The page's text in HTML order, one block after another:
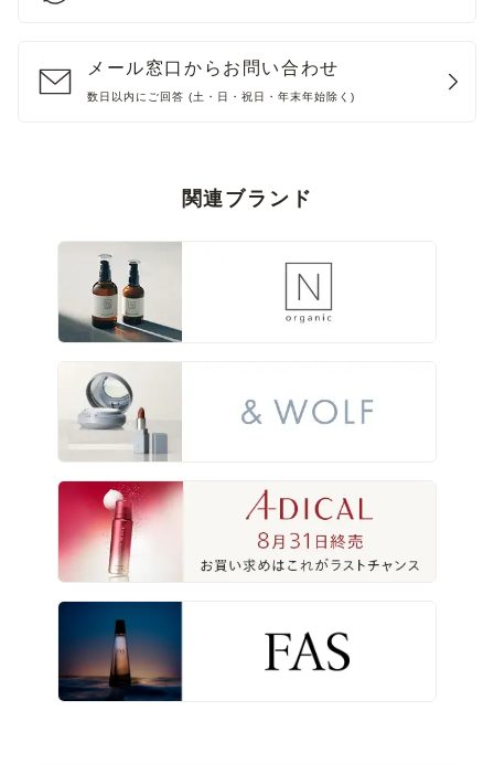
メール窓口からお問い合わせ
数日以内にご回答 (土・日・祝日・年末年始除く)
関連ブランド